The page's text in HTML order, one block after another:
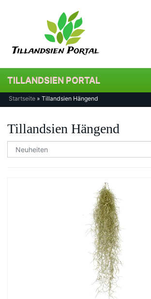
TILLANDSIEN PORTAL
Startseite » Tillandsien Hängend
Tillandsien Hängend